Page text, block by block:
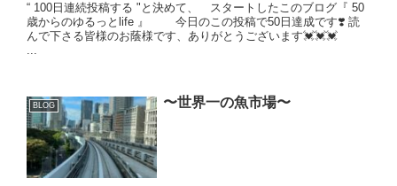
“ 100日連続投稿する "と決めて、 スタートしたこのブログ『 50
歳からのゆるっとlife 』 今日のこの投稿で50日達成です❣️ 読
んで下さる皆様のお蔭様です、ありがとうございます💓💓💓
...
BLOG 〜世界一の魚市場〜